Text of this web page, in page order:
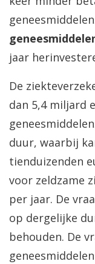
jaar
De
dan 5,4 miljard
duur, waarbij
tienduizenden
voor zeldzame
per jaar. De
op dergelijke
behouden. De